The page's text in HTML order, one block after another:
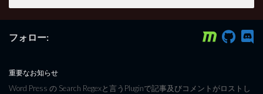
フォロー:
重要なお知らせ
Word Press の Search Regexと言うPluginで記事及びコメントがロストし